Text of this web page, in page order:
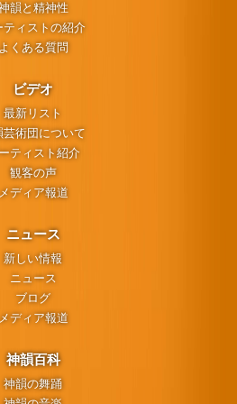
韻と精神性
ティストの紹介
よくある質問
ビデオ
最新リスト
芸術団について
ティスト紹介
観客の声
メディア報道
ニュース
新しい情報
ニュース
ブログ
メディア報道
神韻百科
神韻の舞踊